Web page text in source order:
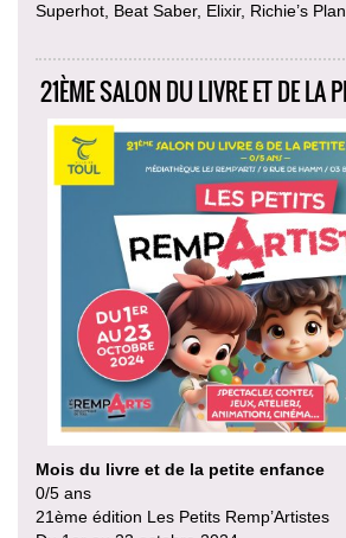
Superhot, Beat Saber, Elixir, Richie’s
21ÈME SALON DU LIVRE ET DE LA
Mois du livre et de la petite enfance
0/5 ans
21ème édition Les Petits Remp’Artistes